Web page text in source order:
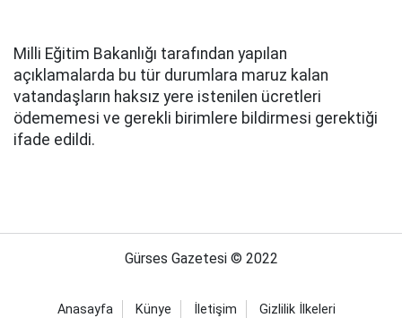
Milli Eğitim Bakanlığı tarafından yapılan
açıklamalarda bu tür durumlara maruz kalan
vatandaşların haksız yere istenilen ücretleri
ödememesi ve gerekli birimlere bildirmesi gerektiği
ifade edildi.
Gürses Gazetesi © 2022
Anasayfa Künye İletişim Gizlilik İlkeleri